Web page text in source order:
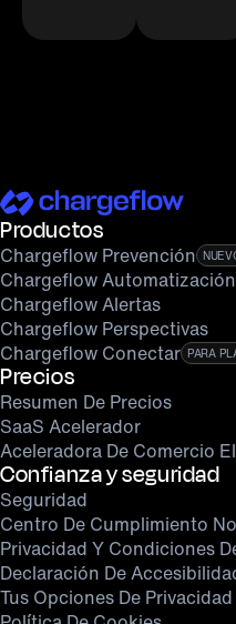
Productos
Chargeflow Prevención
Chargeflow Automatización
Chargeflow Alertas
Chargeflow Perspectivas
Chargeflow Conectar PARA
Precios
Resumen De Precios
SaaS Acelerador
Aceleradora De Comercio
Confianza y seguridad
Seguridad
Centro De Cumplimiento
Privacidad Y Condiciones
Declaración De
Tus Opciones De Privacidad